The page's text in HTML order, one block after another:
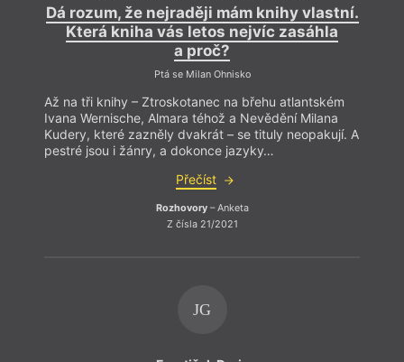
Dá rozum, že nejraději mám knihy vlastní.
Která kniha vás letos nejvíc zasáhla
a proč?
Ptá se Milan Ohnisko
Až na tři knihy – Ztroskotanec na břehu atlantském
Ivana Wernische, Almara téhož a Nevědění Milana
Kudery, které zazněly dvakrát – se tituly neopakují. A
pestré jsou i žánry, a dokonce jazyky…
Přečíst
Rozhovory– Anketa
Z čísla 21/2021
JG